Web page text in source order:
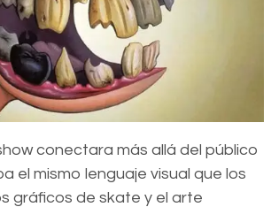
conectara más allá del público
el mismo lenguaje visual que los
gráficos de skate y el arte